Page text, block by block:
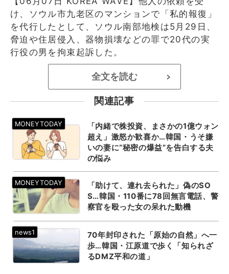
け、ソウル市九老区のマンションで「私的報復」
を代行したとして、ソウル南部地検は5月29日、
脅迫や住居侵入、器物損壊などの罪で20代の実
行役の男を拘束起訴した。
全文を読む >
関連記事
「内緒で株投資、まさかの1億ウォン
超え」激怒か歓喜か…韓国・うそ嫌
いの妻に“秘密の爆益”を告白する夫
の悩み
「助けて、連れ去られた」偽のSO
S…韓国・110番に78回無言電話、警
察官を殴った女の呆れた動機
70年封印された「原始の自然」へ一
歩…韓国・江原道で歩く「知られざ
るDMZ平和の道」